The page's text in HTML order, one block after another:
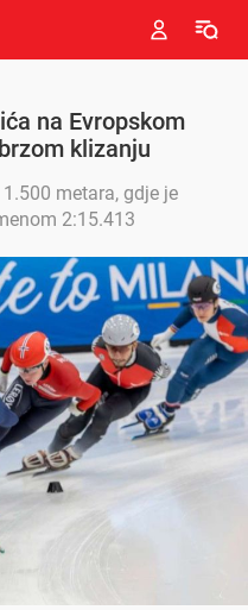
na Evropskom
klizanju
metara, gdje je
2:15.413